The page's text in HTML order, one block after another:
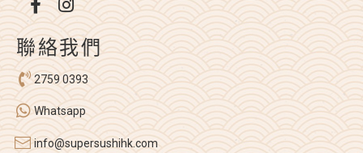
聯絡我們
2759 0393
Whatsapp
info@supersushihk.com